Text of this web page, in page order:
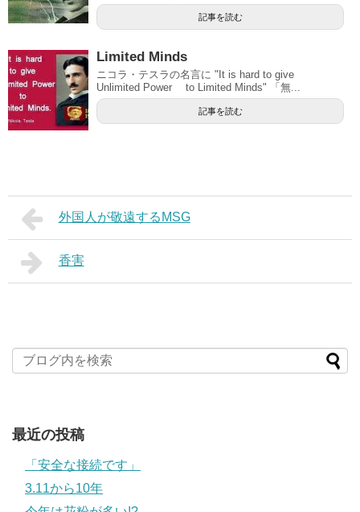
記事を読む
Limited Minds
ニコラ・テスラの名言に "It is hard to give
Unlimited Power to Limited Minds" 「無...
記事を読む
外国人が敬遠するMSG
香害
最近の投稿
「安全な接続です」
3.11から10年